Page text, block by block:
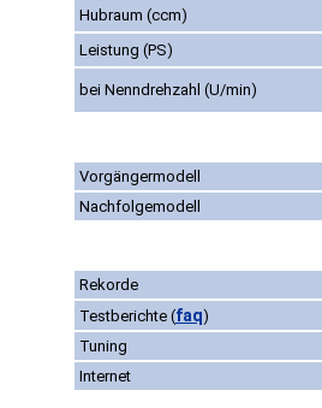
Hubraum (ccm)
Leistung (PS)
bei Nenndrehzahl (U/min)
Vorgängermodell
Nachfolgemodell
Rekorde
Testberichte (faq)
Tuning
Internet